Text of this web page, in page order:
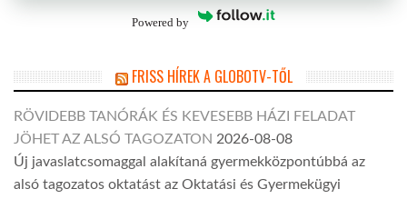
Powered by
FRISS HÍREK A GLOBOTV-TŐL
RÖVIDEBB TANÓRÁK ÉS KEVESEBB HÁZI FELADAT
JÖHET AZ ALSÓ TAGOZATON 2026-08-08
Új javaslatcsomaggal alakítaná gyermekközpontúbbá az
alsó tagozatos oktatást az Oktatási és Gyermekügyi